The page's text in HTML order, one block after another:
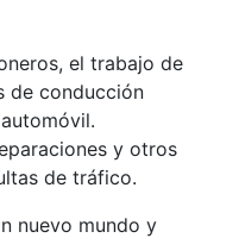
el trabajo de
de conducción
y otros
de tráfico.
nuevo mundo y